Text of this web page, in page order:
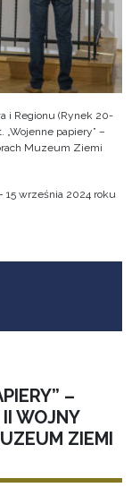
i Regionu (Rynek 20-
„Wojenne papiery” –
Muzeum Ziemi
15 września 2024 roku
–
WOJNY
ZIEMI